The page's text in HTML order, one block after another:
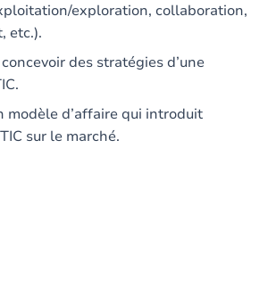
exploration, collaboration,
etc.).
des stratégies d’une
modèle d’affaire qui introduit
sur le marché.